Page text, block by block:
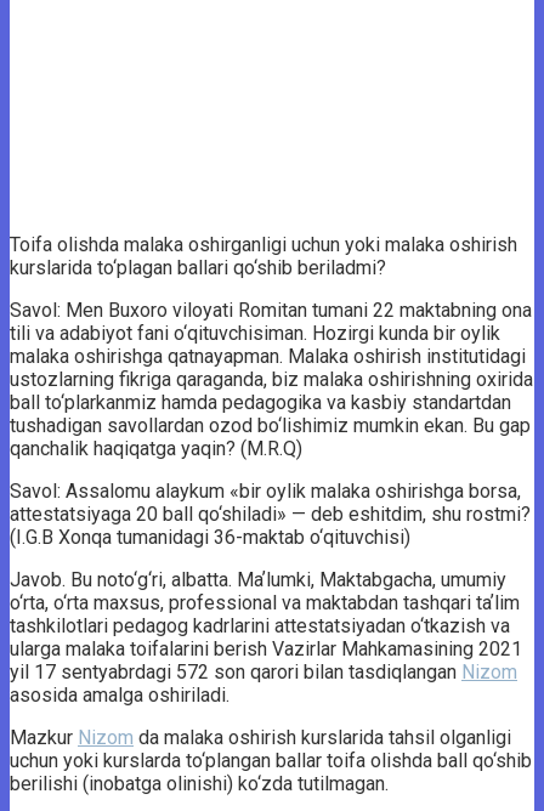
Toifa olishda malaka oshirganligi uchun yoki malaka oshirish
kurslarida to‘plagan ballari qo‘shib beriladmi?
Savol: Men Buxoro viloyati Romitan tumani 22 maktabning ona
tili va adabiyot fani o‘qituvchisiman. Hozirgi kunda bir oylik
malaka oshirishga qatnayapman. Malaka oshirish institutidagi
ustozlarning fikriga qaraganda, biz malaka oshirishning oxirida
ball to‘plarkanmiz hamda pedagogika va kasbiy standartdan
tushadigan savollardan ozod bo‘lishimiz mumkin ekan. Bu gap
qanchalik haqiqatga yaqin? (M.R.Q)
Savol: Assalomu alaykum «bir oylik malaka oshirishga borsa,
attestatsiyaga 20 ball qo‘shiladi» — deb eshitdim, shu rostmi?
(I.G.B Xonqa tumanidagi 36-maktab o‘qituvchisi)
Javob. Bu noto‘g‘ri, albatta. Maʼlumki, Maktabgacha, umumiy
o‘rta, o‘rta maxsus, professional va maktabdan tashqari taʼlim
tashkilotlari pedagog kadrlarini attestatsiyadan o‘tkazish va
ularga malaka toifalarini berish Vazirlar Mahkamasining 2021
yil 17 sentyabrdagi 572 son qarori bilan tasdiqlangan Nizom
asosida amalga oshiriladi.
Mazkur Nizom da malaka oshirish kurslarida tahsil olganligi
uchun yoki kurslarda to‘plangan ballar toifa olishda ball qo‘shib
berilishi (inobatga olinishi) ko‘zda tutilmagan.